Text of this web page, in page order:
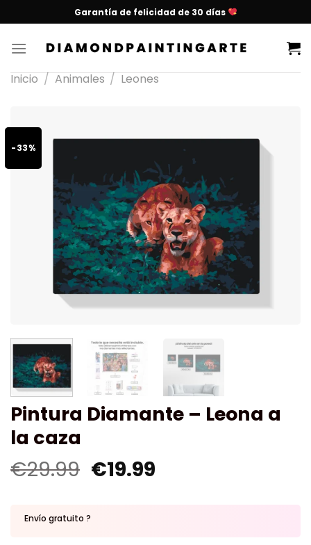
Garantía de felicidad de 30 días
Inicio / Animales / Leones
-33%
Pintura Diamante – Leona a
la caza
€29.99 €19.99
Envío gratuito ?